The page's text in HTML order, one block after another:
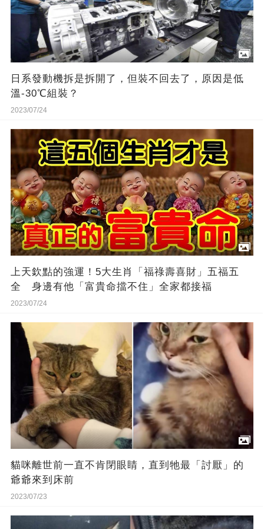
日系發動機拆是拆開了，但裝不回去了，原因是低
溫-30℃組裝？
2023/07/24
上天欽點的強運！5大生肖「福祿壽喜財」五福五
全 身邊有他「富貴命擋不住」全家都接福
2023/07/24
貓咪離世前一直不肯閉眼睛，直到牠最「討厭」的
爺爺來到床前
2023/07/23